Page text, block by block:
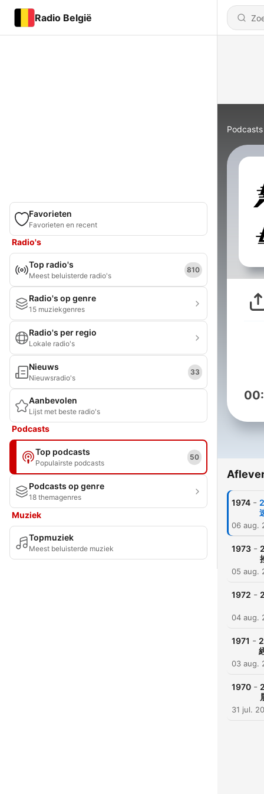
Radio België
Favorieten
Favorieten en recent
Radio's
Top radio's
Meest beluisterde radio's
810
Radio's op genre
15 muziekgenres
Radio's per regio
Lokale radio's
Nieuws
Nieuwsradio's
33
Aanbevolen
Lijst met beste radio's
Podcasts
Top podcasts
Populairste podcasts
50
Podcasts op genre
18 themagenres
Muziek
Topmuziek
Meest beluisterde muziek
Podcasts
1974 -
06 aug.
1973 -
05 aug.
1972 -
04 aug.
1971 -
03 aug.
1970 -
31 jul.